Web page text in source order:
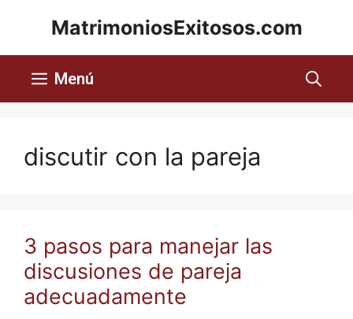
MatrimoniosExitosos.com
Menú
discutir con la pareja
3 pasos para manejar las
discusiones de pareja
adecuadamente